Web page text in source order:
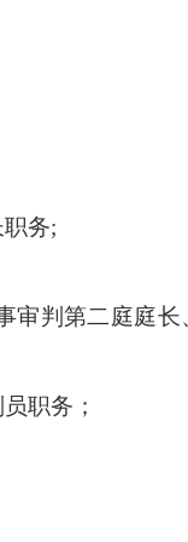
务;
判第二庭庭长
职务；